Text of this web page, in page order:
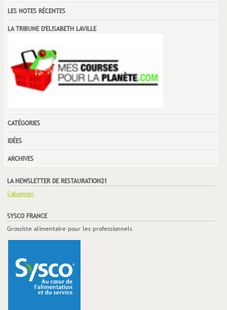
LES NOTES RÉCENTES
LA TRIBUNE D'ELISABETH LAVILLE
CATÉGORIES
IDÉES
ARCHIVES
LA NEWSLETTER DE RESTAURATION21
S'abonner
SYSCO FRANCE
Grossiste alimentaire pour les professionnels